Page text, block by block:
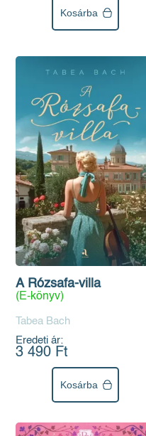
Kosárba
A Rózsafa-villa
(E-könyv)
Tabea Bach
Eredeti ár:
3 490 Ft
Kosárba